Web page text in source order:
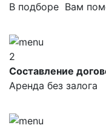
В подборе Вам
2
Составление
Аренда без залога